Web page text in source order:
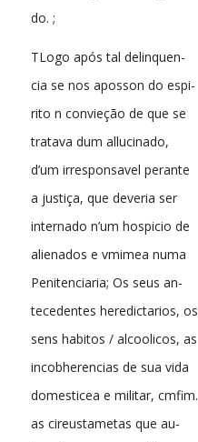
do. ;
TLogo após tal delinquen-
cia se nos aposson do espi-
rito n convieção de que se
tratava dum allucinado,
d’um irresponsavel perante
a justiça, que deveria ser
internado n’um hospicio de
alienados e vmimea numa
Penitenciaria; Os seus an-
tecedentes heredictarios, os
sens habitos / alcoolicos, as
incobherencias de sua vida
domesticea e militar, cmfim.
as cireustametas que au-